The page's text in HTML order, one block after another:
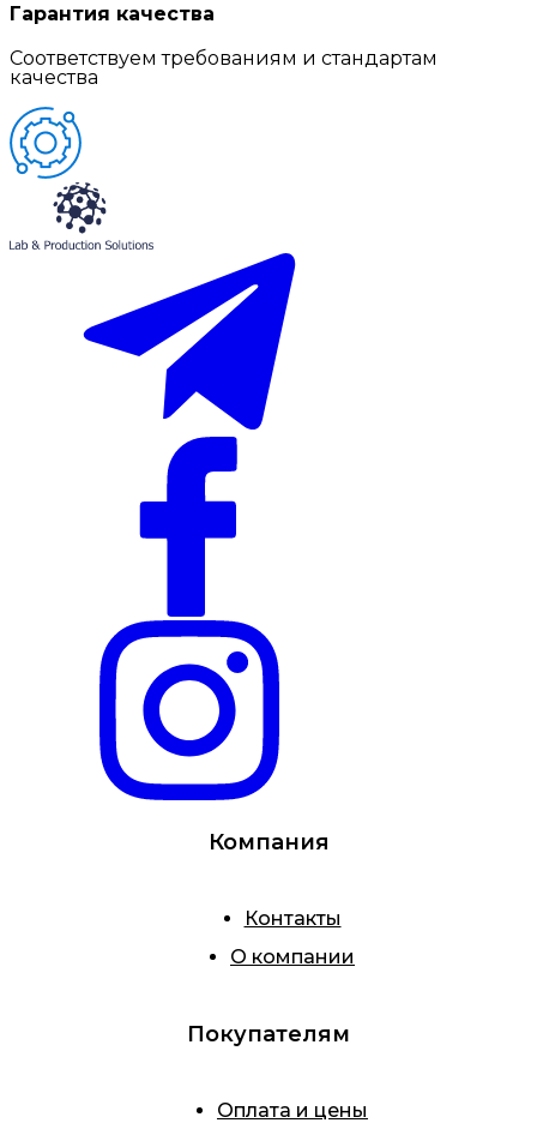
Гарантия качества
Соответствуем требованиям и стандартам
качества
Компания
Контакты
О компании
Покупателям
Оплата и цены